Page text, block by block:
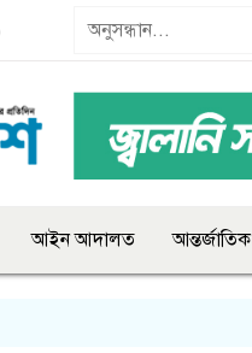
আইন আদালত আন্তর্জাতিক